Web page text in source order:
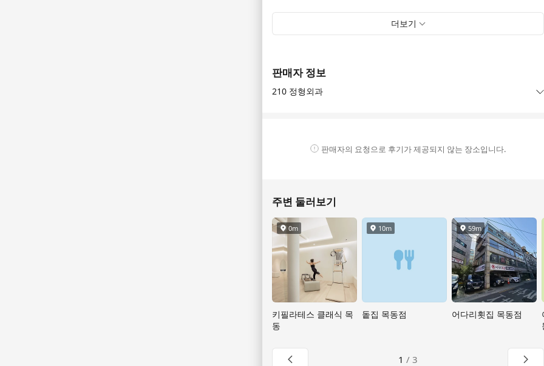
더보기
판매자 정보
210 정형외과
판매자의 요청으로 후기가 제공되지 않는 장소입니다.
주변 둘러보기
거리
0m
키필라테스 클래식 목
동
거리
10m
돝집 목동점
거리
59m
어다리횟집 목동점
1 / 3